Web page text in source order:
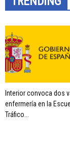
Interior convoca dos
enfermería en la
Tráfico...